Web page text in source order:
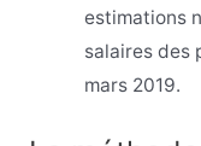
estimations
salaires des
mars 2019.